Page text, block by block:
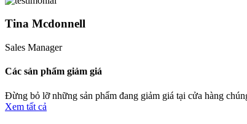
Tina Mcdonnell
Sales Manager
Các sản phẩm giảm giá
Đừng bỏ lỡ những sản phẩm đang giảm giá tại cửa hàng
Xem tất cả